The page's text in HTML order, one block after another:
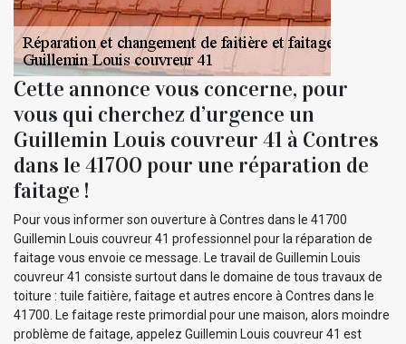
Cette annonce vous concerne, pour
vous qui cherchez d’urgence un
Guillemin Louis couvreur 41 à Contres
dans le 41700 pour une réparation de
faitage !
Pour vous informer son ouverture à Contres dans le 41700
Guillemin Louis couvreur 41 professionnel pour la réparation de
faitage vous envoie ce message. Le travail de Guillemin Louis
couvreur 41 consiste surtout dans le domaine de tous travaux de
toiture : tuile faitière, faitage et autres encore à Contres dans le
41700. Le faitage reste primordial pour une maison, alors moindre
problème de faitage, appelez Guillemin Louis couvreur 41 est